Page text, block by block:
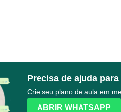
Precisa de ajuda
Crie seu plano de aula em
ABRIR WHATSAPP